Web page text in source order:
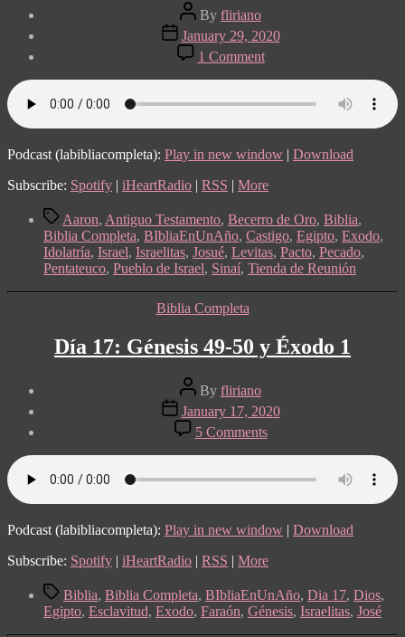
Post
author
By fliriano
Post
date
January 29, 2020
1 Commenton
Día
28:
Éxodo
al
34
Podcast (labibliacompleta): Play in new window | Download
Subscribe: Spotify | iHeartRadio | RSS | More
TagsAaron, Antiguo Testamento, Becerro de Oro, Biblia,
Biblia Completa, BIbliaEnUnAño, Castigo, Egipto, Exodo,
Idolatría, Israel, Israelitas, Josué, Levitas, Pacto, Pecado,
Pentateuco, Pueblo de Israel, Sinaí, Tienda de Reunión
Categories
Biblia Completa
Día 17: Génesis 49-50 y Éxodo 1
Post
author
By fliriano
Post
date
January 17, 2020
5 Commentson
Día
17:
Génesis
50
y
Éxodo
1
Podcast (labibliacompleta): Play in new window | Download
Subscribe: Spotify | iHeartRadio | RSS | More
TagsBiblia, Biblia Completa, BIbliaEnUnAño, Dia 17, Dios,
Egipto, Esclavitud, Exodo, Faraón, Génesis, Israelitas, José